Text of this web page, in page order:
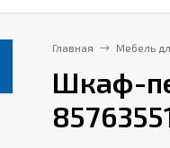
Главная Мебель
Шкаф-